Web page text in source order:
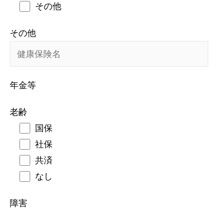
その他
その他
年金等
老齢
国保
社保
共済
なし
障害